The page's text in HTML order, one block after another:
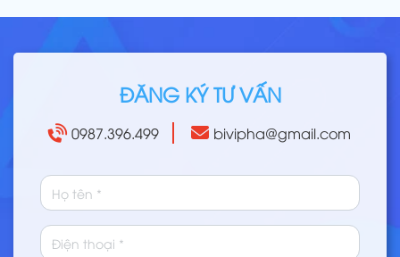
ĐĂNG KÝ TƯ VẤN
0987.396.499 bivipha@gmail.com